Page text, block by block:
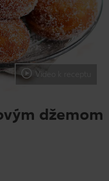
Video k receptu
džemom